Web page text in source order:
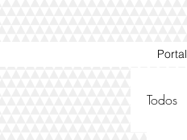
Portal
Todos